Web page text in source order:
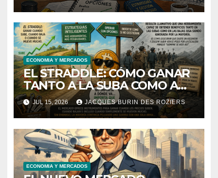
ECONOMIA Y MERCADOS
EL STRADDLE: CÓMO GANAR
TANTO A LA SUBA COMO A
LA BAJA DE UNA ACCIÓN.
JUL 15, 2026 JACQUES BURIN DES ROZIERS
ECONOMIA Y MERCADOS